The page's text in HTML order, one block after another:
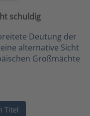
schuldig
Deutung der
alternative Sicht
Großmächte
Titel